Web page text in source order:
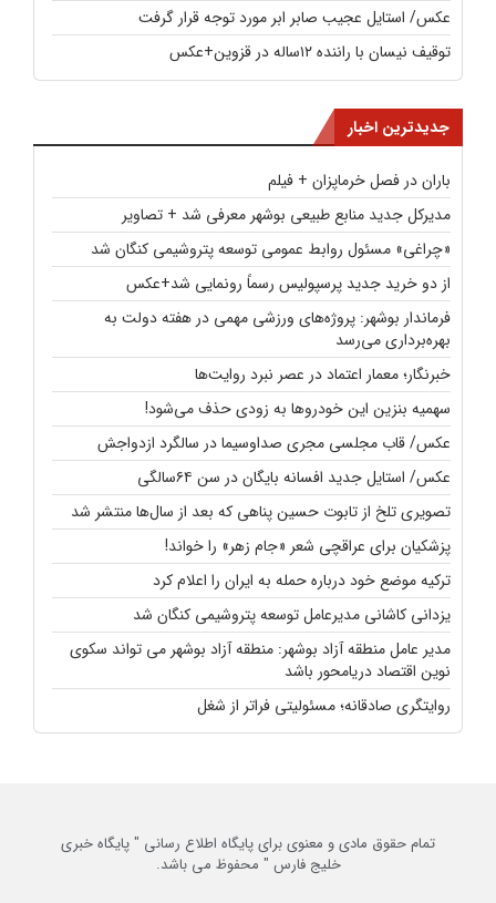
عکس/ استایل عجیب صابر ابر مورد توجه قرار گرفت
توقیف نیسان با راننده ۱۲ساله در قزوین+عکس
جدیدترین اخبار
باران در فصل خرماپزان + فیلم
مدیرکل جدید منابع طبیعی بوشهر معرفی شد + تصاویر
«چراغی» مسئول روابط عمومی توسعه پتروشیمی کنگان شد
از دو خرید جدید پرسپولیس رسماً رونمایی شد+عکس
فرماندار بوشهر: پروژه‌های ورزشی مهمی در هفته دولت به
بهره‌برداری می‌رسد
خبرنگار؛ معمار اعتماد در عصر نبرد روایت‌ها
سهمیه بنزین این خودروها به زودی حذف می‌شود!
عکس/ قاب مجلسی مجری صداوسیما در سالگرد ازدواجش
عکس/ استایل جدید افسانه بایگان در سن ۶۴سالگی
تصویری تلخ از تابوت حسین پناهی که بعد از سال‌ها منتشر شد
پزشکیان برای عراقچی شعر «جام زهر» را خواند!
ترکیه موضع خود درباره حمله به ایران را اعلام کرد
یزدانی کاشانی مدیرعامل توسعه پتروشیمی کنگان شد
مدیر عامل منطقه آزاد بوشهر: منطقه آزاد بوشهر می تواند سکوی
نوین اقتصاد دریامحور باشد
روایتگری صادقانه؛ مسئولیتی فراتر از شغل
تمام حقوق مادی و معنوی برای پایگاه اطلاع رسانی " پایگاه خبری
خلیج فارس " محفوظ می باشد.